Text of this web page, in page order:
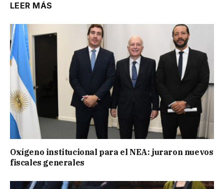
LEER MÁS
Oxígeno institucional para el NEA: juraron nuevos
fiscales generales